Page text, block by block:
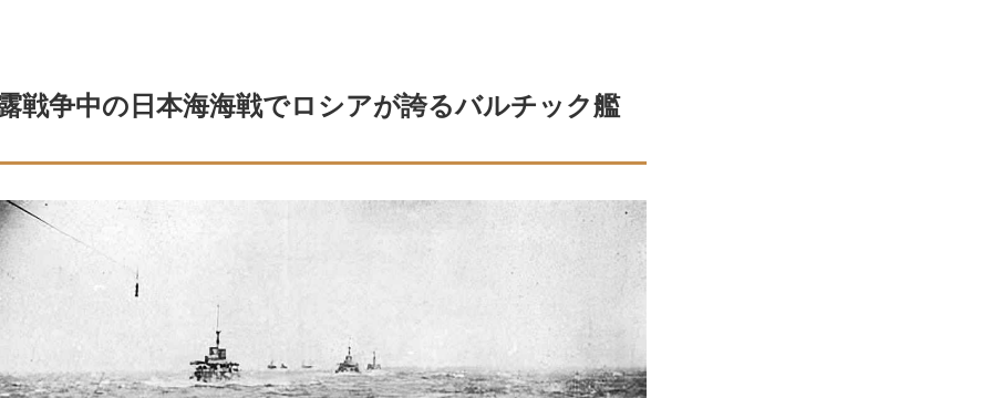
戦争中の日本海海戦でロシアが誇るバルチック艦